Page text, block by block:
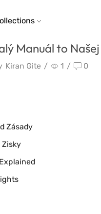
Manuál to
Kiran Gite / 1 / 0
Zásady
Zisky